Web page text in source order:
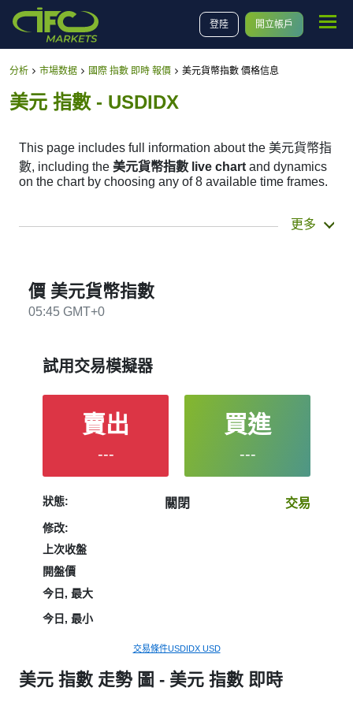
登陸 開立帳戶
分析 市場数据 國際 指數 即時 報價 美元貨幣指數 價格信息
美元 指數 - USDIDX
This page includes full information about the 美元貨幣指
數, including the 美元貨幣指數 live chart and dynamics
on the chart by choosing any of 8 available time frames.
By moving the start and end of the timeframe in the
the美元貨幣指數 live chart
through the buttons in the upper left corner of the chart.
All clients that have not yet decided which instrument to
performance on the charts will help them to make their
更多
價 美元貨幣指數
05:45 GMT+0
美元 指數 走勢 圖 - 美元 指數 即時
試用交易模擬器
賣出
---
買進
---
狀態: 關閉 交易
修改:
上次收盤
開盤價
今日, 最大
今日, 最小
交易條件USDIDX USD